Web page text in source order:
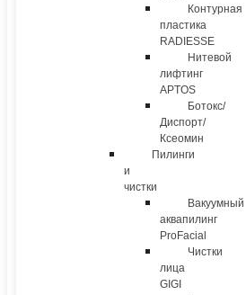
Контурная
пластика
RADIESSE
Нитевой
лифтинг
APTOS
Ботокс/
Диспорт/
Ксеомин
Пилинги
и
чистки
Вакуумный
аквапилинг
ProFacial
Чистки
лица
GIGI